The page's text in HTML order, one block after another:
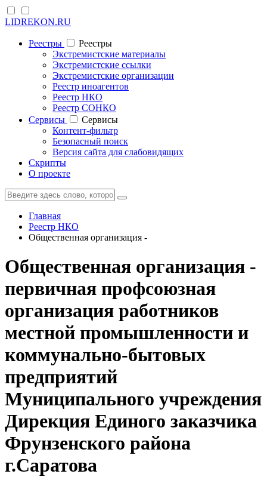
LIDREKON.RU
Реестры
Реестры
Экстремистские материалы
Экстремистские ссылки
Экстремистские организации
Реестр иноагентов
Реестр НКО
Реестр СОНКО
Cервисы
Cервисы
Контент-фильтр
Безопасный поиск
Версия сайта для слабовидящих
Скрипты
О проекте
Главная
Реестр НКО
Общественная организация -
Общественная организация -
первичная профсоюзная
организация работников
местной промышленности и
коммунально-бытовых
предприятий
Муниципального учреждения
Дирекция Единого заказчика
Фрунзенского района
г.Саратова